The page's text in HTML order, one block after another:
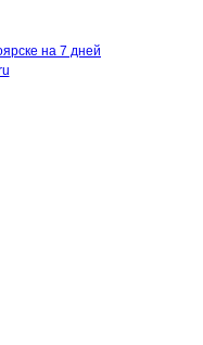
на 7 дней